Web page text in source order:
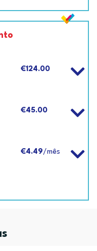
€124.00
€45.00
€4.49/mês